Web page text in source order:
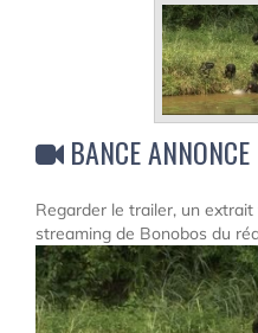
BANCE
Regarder le trailer, un
streaming de Bonobos du